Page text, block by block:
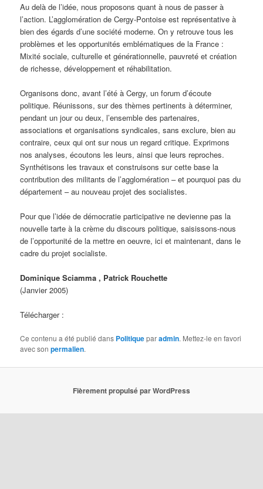
Au delà de l’idée, nous proposons quant à nous de passer à
l’action. L’agglomération de Cergy-Pontoise est représentative à
bien des égards d’une société moderne. On y retrouve tous les
problèmes et les opportunités emblématiques de la France :
Mixité sociale, culturelle et générationnelle, pauvreté et création
de richesse, développement et réhabilitation.
Organisons donc, avant l’été à Cergy, un forum d’écoute
politique. Réunissons, sur des thèmes pertinents à déterminer,
pendant un jour ou deux, l’ensemble des partenaires,
associations et organisations syndicales, sans exclure, bien au
contraire, ceux qui ont sur nous un regard critique. Exprimons
nos analyses, écoutons les leurs, ainsi que leurs reproches.
Synthétisons les travaux et construisons sur cette base la
contribution des militants de l’agglomération – et pourquoi pas du
département – au nouveau projet des socialistes.
Pour que l’idée de démocratie participative ne devienne pas la
nouvelle tarte à la crème du discours politique, saisissons-nous
de l’opportunité de la mettre en oeuvre, ici et maintenant, dans le
cadre du projet socialiste.
Dominique Sciamma , Patrick Rouchette
(Janvier 2005)
Télécharger :
Ce contenu a été publié dans Politiqueparadmin. Mettez-le en favori
avec sonpermalien.
Fièrement propulsé par WordPress